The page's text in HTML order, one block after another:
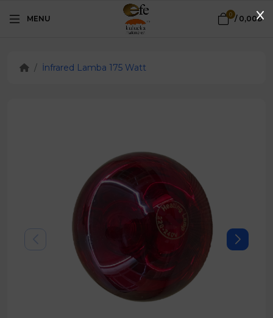
MENU 0 / 0,00₺
İnfrared Lamba 175 Watt